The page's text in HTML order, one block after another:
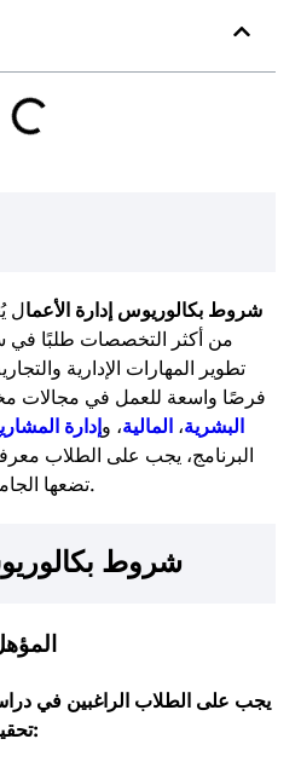
شروط بكالوريوس إدارة الأعمال
من أكثر التخصصات طلبًا في
تطوير المهارات الإدارية
فرصًا واسعة للعمل في مجالات
البشرية، المالية، وإدارة
البرنامج، يجب على الطلاب
تضعها الجامعات والمؤسسات الأكاديمية.
شروط
1.
يجب على الطلاب الراغبين في
تحقيق الشروط الأكاديمية التالية: